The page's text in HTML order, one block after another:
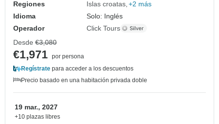
Regiones Islas croatas +2 más
Idioma
Solo: Inglés
Operador
Click Tours
Desde €3,080
€1,971 por persona
Regístrate para acceder a los descuentos
Precio basado en una habitación privada doble
19 mar., 2027
+10 plazas libres